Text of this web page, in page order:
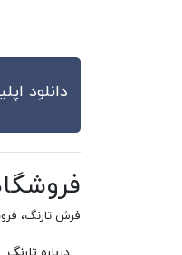
دانلود
فرش تارنگ،